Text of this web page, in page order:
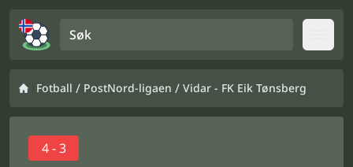
Fotball / PostNord-ligaen / Vidar - FK Eik Tønsberg
4 - 3